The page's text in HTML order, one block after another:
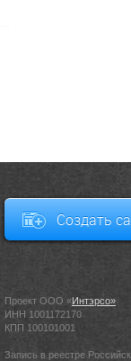
Создать
Проект ООО «Интэрсо»
ИНН 1001172170
КПП 100101001
Запись в реестре